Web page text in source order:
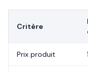
Critère
Prix produit